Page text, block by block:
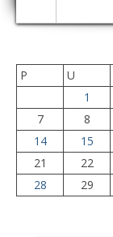
P
U
1
7
8
14
15
21
22
28
29